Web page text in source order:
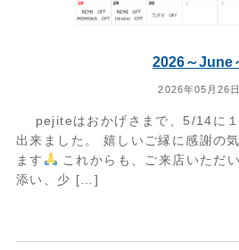
2026～June
2026年05月26日
pejiteはおかげさまで、5/14に１
出来ました。 嬉しいご縁に感謝の
ます
これからも、ご来店いただ
添い、少 […]